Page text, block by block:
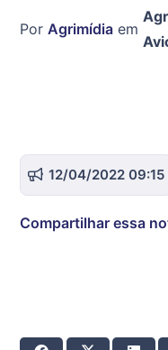
Por Agrimídia em
12/04/2022 09:15
Compartilhar essa